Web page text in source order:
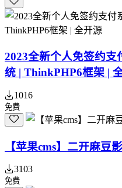
2023全新个人免签约支
统 | ThinkPHP6框架 |
1016
免费
【苹果cms】二开麻豆
3103
免费